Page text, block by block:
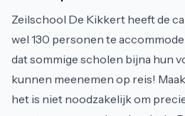
Zeilschool De Kikkert heeft de
wel 130 personen te
dat sommige scholen bijna hun
kunnen meenemen op reis!
het is niet noodzakelijk om